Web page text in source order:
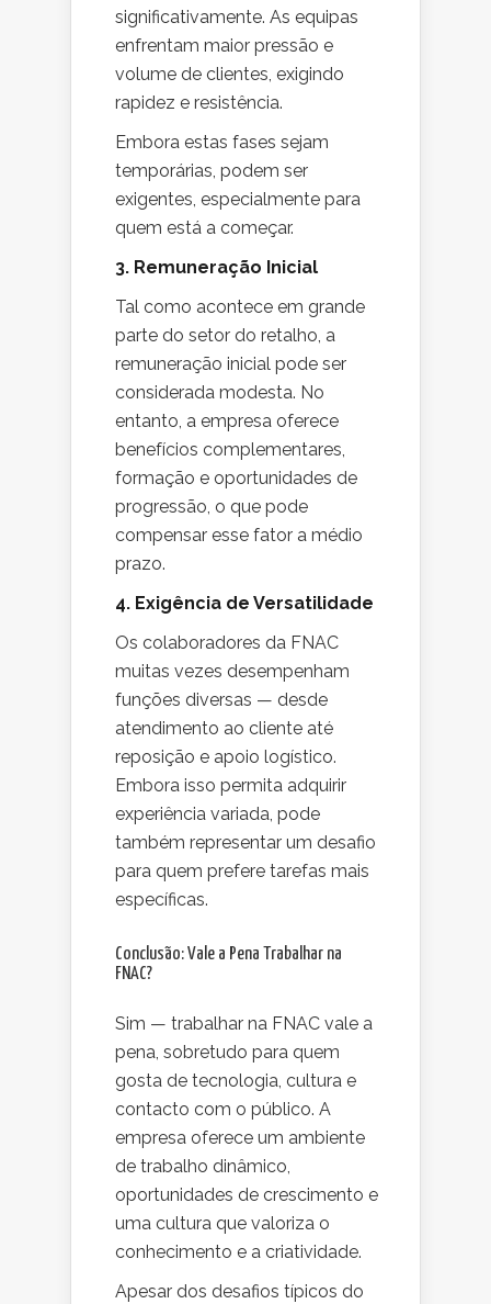
significativamente. As equipas
enfrentam maior pressão e
volume de clientes, exigindo
rapidez e resistência.
Embora estas fases sejam
temporárias, podem ser
exigentes, especialmente para
quem está a começar.
3. Remuneração Inicial
Tal como acontece em grande
parte do setor do retalho, a
remuneração inicial pode ser
considerada modesta. No
entanto, a empresa oferece
benefícios complementares,
formação e oportunidades de
progressão, o que pode
compensar esse fator a médio
prazo.
4. Exigência de Versatilidade
Os colaboradores da FNAC
muitas vezes desempenham
funções diversas — desde
atendimento ao cliente até
reposição e apoio logístico.
Embora isso permita adquirir
experiência variada, pode
também representar um desafio
para quem prefere tarefas mais
específicas.
Conclusão: Vale a Pena Trabalhar na
FNAC?
Sim — trabalhar na FNAC vale a
pena, sobretudo para quem
gosta de tecnologia, cultura e
contacto com o público. A
empresa oferece um ambiente
de trabalho dinâmico,
oportunidades de crescimento e
uma cultura que valoriza o
conhecimento e a criatividade.
Apesar dos desafios típicos do